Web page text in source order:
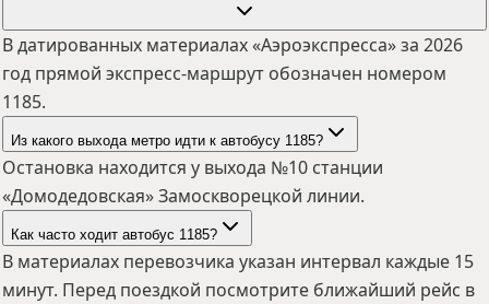
В датированных материалах «Аэроэкспресса» за 2026
год прямой экспресс-маршрут обозначен номером
1185.
Из какого выхода метро идти к автобусу 1185?
Остановка находится у выхода №10 станции
«Домодедовская» Замоскворецкой линии.
Как часто ходит автобус 1185?
В материалах перевозчика указан интервал каждые 15
минут. Перед поездкой посмотрите ближайший рейс в